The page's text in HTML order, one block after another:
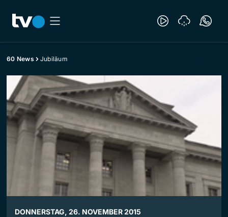
60 News Jubiläum
DONNERSTAG, 26. NOVEMBER 2015